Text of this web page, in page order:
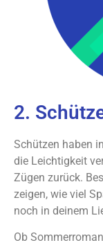
2.
Schützen haben
die Leichtigkeit
Zügen zurück.
zeigen, wie viel
noch in deinem
Ob